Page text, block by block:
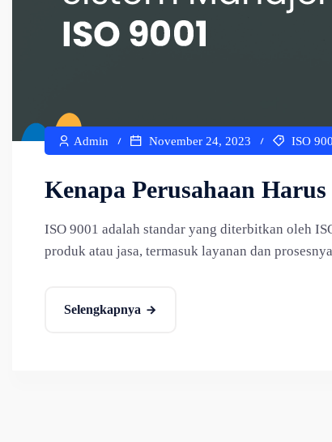
Admin November 24, 2023 ISO
Kenapa Perusahaan
ISO 9001 adalah standar yang diterbitkan oleh
produk atau jasa, termasuk layanan dan
Selengkapnya